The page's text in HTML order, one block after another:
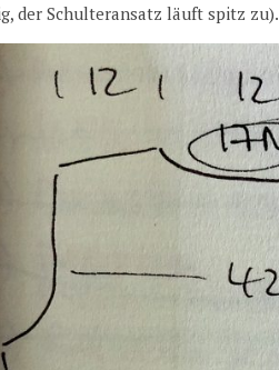
der Schulteransatz läuft spitz zu).